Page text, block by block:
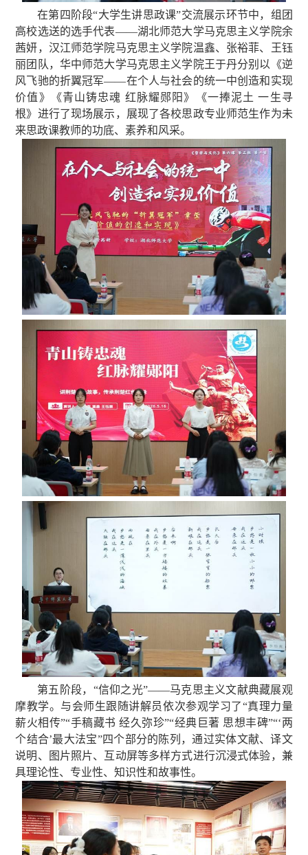
在第四阶段“大学生讲思政课”交流展示环节中，组团
高校选送的选手代表——湖北师范大学马克思主义学院余
茜妍，汉江师范学院马克思主义学院温鑫、张裕菲、王钰
丽团队，华中师范大学马克思主义学院王于丹分别以《逆
风飞驰的折翼冠军——在个人与社会的统一中创造和实现
价值》《青山铸忠魂 红脉耀郧阳》《一捧泥土 一生寻
根》进行了现场展示，展现了各校思政专业师范生作为未
来思政课教师的功底、素养和风采。
第五阶段，“信仰之光”——马克思主义文献典藏展观
摩教学。与会师生跟随讲解员依次参观学习了“真理力量
薪火相传”“手稿藏书 经久弥珍”“经典巨著 思想丰碑”“‘两
个结合’最大法宝”四个部分的陈列，通过实体文献、译文
说明、图片照片、互动屏等多样方式进行沉浸式体验，兼
具理论性、专业性、知识性和故事性。